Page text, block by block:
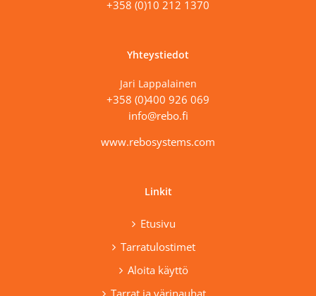
+358 (0)10 212 1370
Yhteystiedot
Jari Lappalainen
+358 (0)400 926 069
info@rebo.fi
www.rebosystems.com
Linkit
Etusivu
Tarratulostimet
Aloita käyttö
Tarrat ja värinauhat